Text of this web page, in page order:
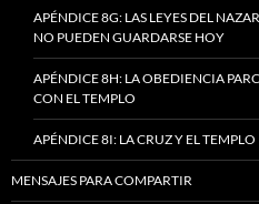
APÉNDICE 8G: LAS LEYES DEL
NO PUEDEN GUARDARSE HOY
APÉNDICE 8H: LA OBEDIENCIA
CON EL TEMPLO
APÉNDICE 8I: LA CRUZ Y EL TEMPLO
MENSAJES PARA COMPARTIR